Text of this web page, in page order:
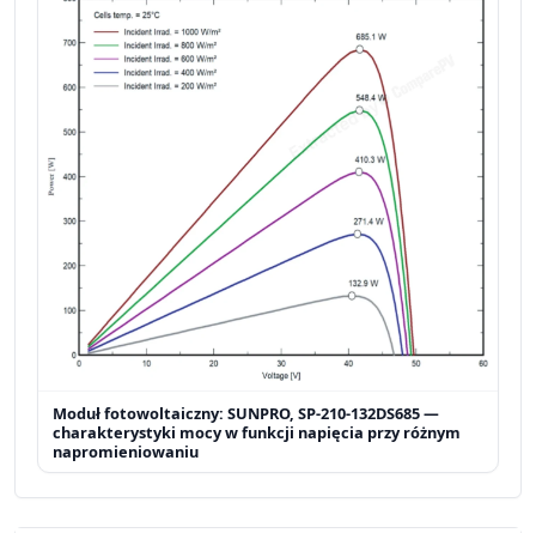
Moduł fotowoltaiczny: SUNPRO, SP-210-132DS685 —
charakterystyki mocy w funkcji napięcia przy różnym
napromieniowaniu